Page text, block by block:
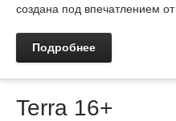
создана под впечатлением от
Подробнее
Terra 16+